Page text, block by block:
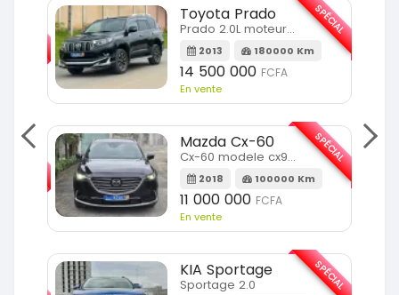
SPÉCIAL
Toyota Prado
Prado 2.0L moteur d4d
2013 180000 Km
14 500 000 FCFA
En vente
SPÉCIAL
Mazda Cx-60
Cx-60 modele cx9 full option
2018 100000 Km
11 000 000 FCFA
En vente
SPÉCIAL
KIA Sportage
Sportage 2.0 SPÉCIAL